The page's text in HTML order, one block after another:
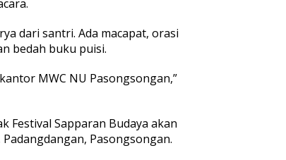
dari santri. Ada macapat, orasi
bedah buku puisi.
MWC NU Pasongsongan,”
Festival Sapparan Budaya akan
Pasongsongan.